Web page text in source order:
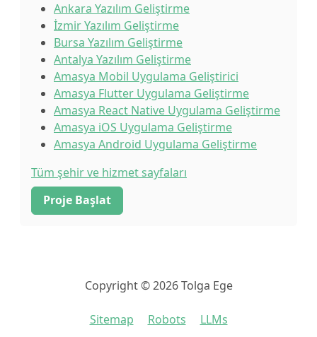
Ankara Yazılım Geliştirme
İzmir Yazılım Geliştirme
Bursa Yazılım Geliştirme
Antalya Yazılım Geliştirme
Amasya Mobil Uygulama Geliştirici
Amasya Flutter Uygulama Geliştirme
Amasya React Native Uygulama Geliştirme
Amasya iOS Uygulama Geliştirme
Amasya Android Uygulama Geliştirme
Tüm şehir ve hizmet sayfaları
Proje Başlat
Copyright © 2026 Tolga Ege
Sitemap Robots LLMs